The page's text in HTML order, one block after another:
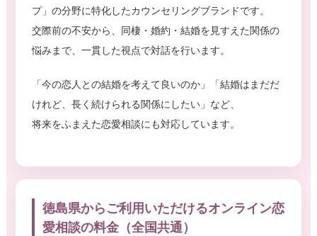
プ」の分野に特化したカウンセリングブランドです。
交際前の不安から、同棲・婚約・結婚を見すえた関係の
悩みまで、一貫した視点で対話を行います。
「今の恋人との結婚を考えて良いのか」「結婚はまだだ
けれど、長く続けられる関係にしたい」など、
将来をふまえた恋愛相談にも対応しています。
徳島県からご利用いただけるオンライン恋
愛相談の料金（全国共通）